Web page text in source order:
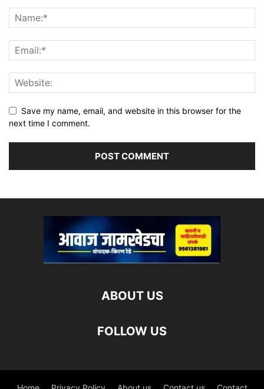
Save my name, email, and website in this browser for the
next time I comment.
ABOUT US
FOLLOW US